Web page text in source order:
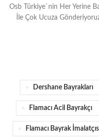
Osb Türkiye`nin Her Yerine
İle Çok Ucuza
Dershane Bayrakları
Flamacı Acil Bayrakçı
Flamacı Bayrak